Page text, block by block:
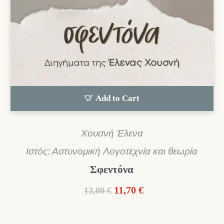
Add to Cart
Χουσνή Έλενα
Ιστός: Αστυνομική Λογοτεχνία και θεωρία
Σφεντόνα
13,00 € Original
11,70 €Η